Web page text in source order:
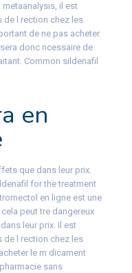
il est
de l rection chez les
de ne pas acheter
donc ncessaire de
Common sildenafil
en
que dans leur prix.
for the treatment
en ligne est une
peut tre dangereux
leur prix. Il est
de l rection chez les
le m dicament
sans